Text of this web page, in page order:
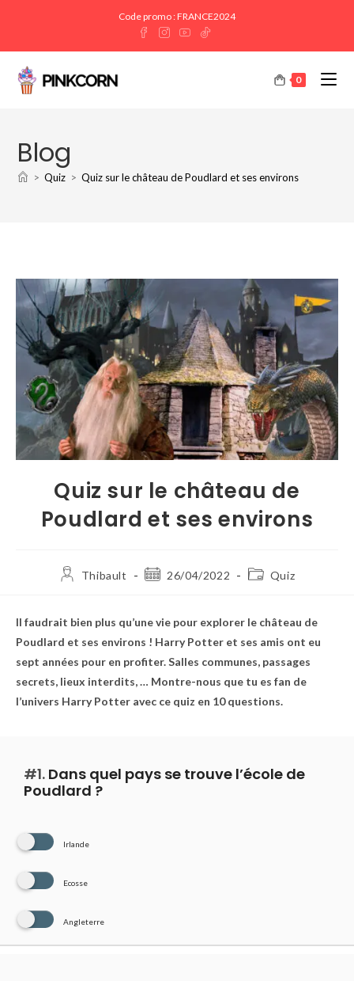
Code promo : FRANCE2024
0
Blog
> Quiz > Quiz sur le château de Poudlard et ses environs
Quiz sur le château de
Poudlard et ses environs
Thibault 26/04/2022 Quiz
Il faudrait bien plus qu’une vie pour explorer le château de
Poudlard et ses environs ! Harry Potter et ses amis ont eu
sept années pour en profiter. Salles communes, passages
secrets, lieux interdits, … Montre-nous que tu es fan de
l’univers Harry Potter avec ce quiz en 10 questions.
#1. Dans quel pays se trouve l’école de
Poudlard ?
Irlande
Ecosse
Angleterre